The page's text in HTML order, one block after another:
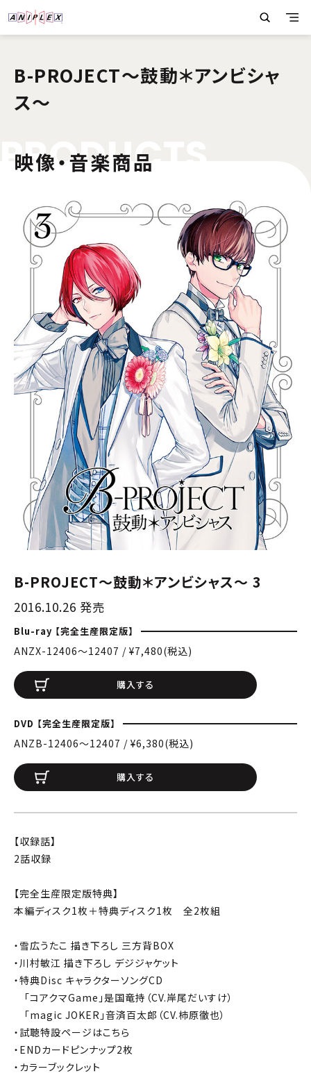
B-PROJECT～鼓動＊アンビシャ
ス～
PRODUC
映像・音楽商品
B-PROJECT～鼓動＊アンビシャス～ 3
2016.10.26 発売
Blu-ray 【完全生産限定版】
ANZX-12406〜12407 / ¥7,480(税込)
購入する
DVD 【完全生産限定版】
ANZB-12406〜12407 / ¥6,380(税込)
購入する
【収録話】
2話収録
【完全生産限定版特典】
本編ディスク1枚＋特典ディスク1枚 全2枚組
・雪広うたこ 描き下ろし 三方背BOX
・川村敏江 描き下ろし デジジャケット
・特典Disc キャラクターソングCD
「コアクマGame」是国竜持（CV.岸尾だいすけ）
「magic JOKER」音済百太郎（CV.柿原徹也）
・試聴特設ページはこちら
・ENDカードピンナップ2枚
・カラーブックレット